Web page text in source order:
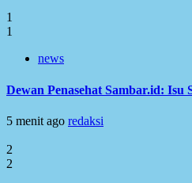
1
1
news
Dewan Penasehat Sambar.id:
5 menit ago redaksi
2
2